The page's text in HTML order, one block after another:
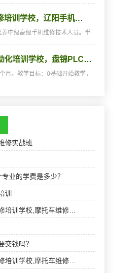
学校电动车维修、摩托车维修培
培训学校，辽阳手机…
养中级高级手机维修技术人员。半
修高手。学习时间：2个月(采用我
化培训学校，盘锦PLC…
月。教学目标：0基础开始教学，
修实战班
业的学费是多少？
训
培训学校,摩托车维修…
交钱吗？
培训学校,摩托车维修…